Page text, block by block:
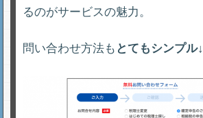
るのがサービスの魅力。
問い合わせ方法も とてもシンプル↓